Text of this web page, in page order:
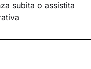
subita o assistita